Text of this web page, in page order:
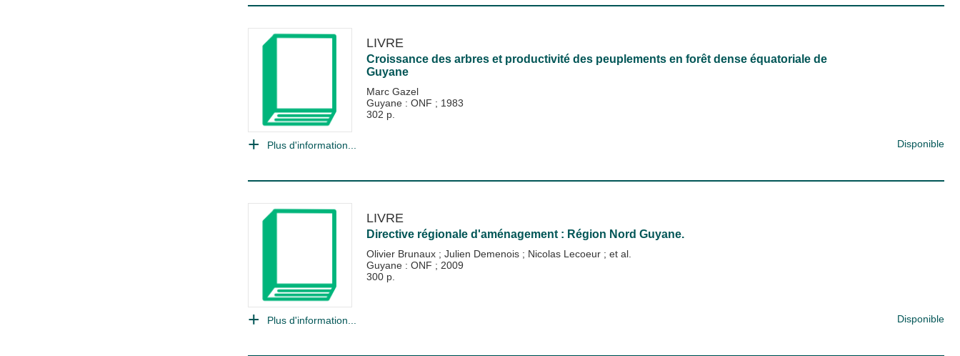
LIVRE
Croissance des arbres et productivité des peuplements en forêt dense équatoriale de
Guyane
Marc Gazel
Guyane : ONF ; 1983
302 p.
Plus d'information... Disponible
LIVRE
Directive régionale d'aménagement : Région Nord Guyane.
Olivier Brunaux ; Julien Demenois ; Nicolas Lecoeur ; et al.
Guyane : ONF ; 2009
300 p.
Plus d'information... Disponible